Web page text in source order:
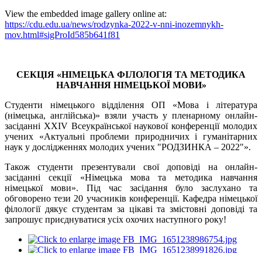
View the embedded image gallery online at:
https://cdu.edu.ua/news/rodzynka-2022-v-nni-inozemnykh-
mov.html#sigProId585b641f81
СЕКЦІЯ «НІМЕЦЬКА ФІЛОЛОГІЯ ТА МЕТОДИКА
НАВЧАННЯ НІМЕЦЬКОЇ МОВИ»
Студенти німецького відділення ОП «Мова і література
(німецька, англійська)» взяли участь у пленарному онлайн-
засіданні XXIV Всеукраїнської наукової конференції молодих
учених «Актуальні проблеми природничих і гуманітарних
наук у дослідженнях молодих учених "РОДЗИНКА ‒ 2022"».
Також студенти презентували свої доповіді на онлайн-
засіданні секції «Німецька мова та методика навчання
німецької мови». Під час засідання було заслухано та
обговорено тези 20 учасників конференції. Кафедра німецької
філології дякує студентам за цікаві та змістовні доповіді та
запрошує приєднуватися усіх охочих наступного року!